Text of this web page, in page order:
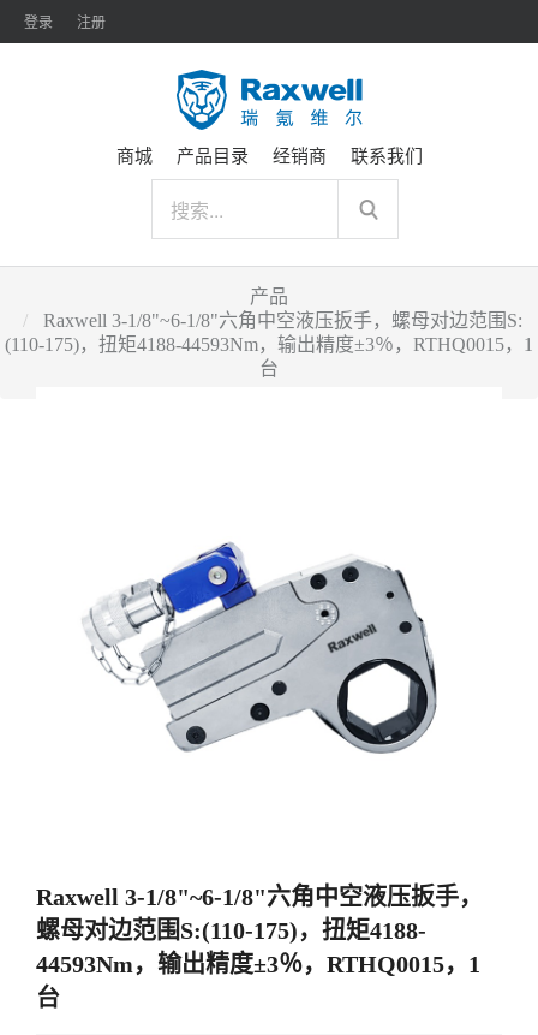
登录 注册
商城 产品目录 经销商 联系我们
产品
Raxwell 3-1/8"~6-1/8"六角中空液压扳手，螺母对边范围S:
(110-175)，扭矩4188-44593Nm，输出精度±3％，RTHQ0015，1
台
Raxwell 3-1/8"~6-1/8"六角中空液压扳手，
螺母对边范围S:(110-175)，扭矩4188-
44593Nm，输出精度±3％，RTHQ0015，1
台